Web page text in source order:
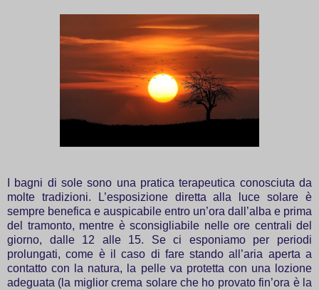
I bagni di sole sono una pratica terapeutica conosciuta da
molte tradizioni. L’esposizione diretta alla luce solare è
sempre benefica e auspicabile entro un’ora dall’alba e prima
del tramonto, mentre è sconsigliabile nelle ore centrali del
giorno, dalle 12 alle 15. Se ci esponiamo per periodi
prolungati, come è il caso di fare stando all’aria aperta a
contatto con la natura, la pelle va protetta con una lozione
adeguata (la miglior crema solare che ho provato fin’ora è la